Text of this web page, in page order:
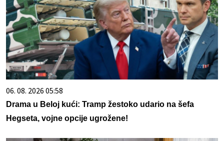
06. 08. 2026 05:58
Drama u Beloj kući: Tramp žestoko udario na šefa
Hegseta, vojne opcije ugrožene!